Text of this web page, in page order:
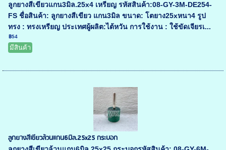
ลูกยางสีเขียวแกน3มิล.25x4 เหรียญ รหัสสินค้า:08-GY-3M-DE254-
FS ชื่อสินค้า: ลูกยางสีเขียว แกน3มิล ขนาด: โตยาง25xหนา4 รูป
ทรง : ทรงเหรียญ ประเทศผู้ผลิต:ไต้หวัน การใช้งาน : ใช้ขัดเจียรเ...
฿54
มีสินค้า
ลูกยางสีเขียวล้วนแกน6มิล.25x25 กระบอก